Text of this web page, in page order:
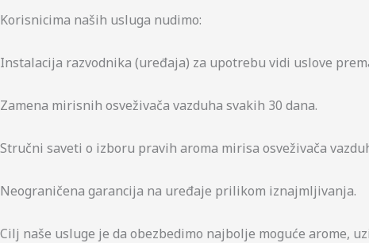
Korisnicima naših usluga nudimo:
Instalacija razvodnika (uređaja) za upotrebu vidi uslove
Zamena mirisnih osveživača vazduha svakih 30 dana.
Stručni saveti o izboru pravih aroma mirisa osveživača
Neograničena garancija na uređaje prilikom iznajmljivanja.
Cilj naše usluge je da obezbedimo najbolje moguće arome,